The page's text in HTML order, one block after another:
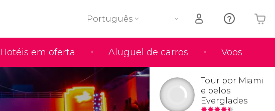
Hotéis em oferta Aluguel de carros Voos
Português
O seu carrinho está vazio
Tour por Miami
e pelos
Everglades